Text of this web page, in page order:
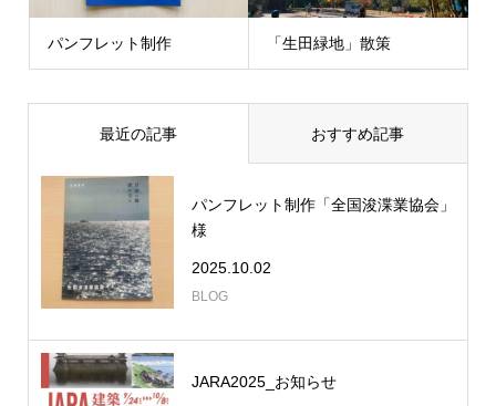
パンフレット制作 「生田緑地」散策
最近の記事 おすすめ記事
パンフレット制作「全国浚渫業協会」
様
2025.10.02
BLOG
JARA2025_お知らせ